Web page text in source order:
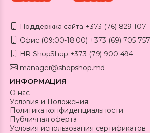
Поддержка сайта +373 (76) 829 107
Офис (09:00-18:00) +373 (69) 705 757
HR ShopShop +373 (79) 900 494
manager@shopshop.md
ИНФОРМАЦИЯ
О нас
Условия и Положения
Политика конфиденциальности
Публичная оферта
Условия использования сертификатов